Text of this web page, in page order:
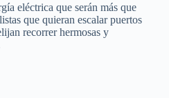
eléctrica que serán más que
que quieran escalar puertos
recorrer hermosas y